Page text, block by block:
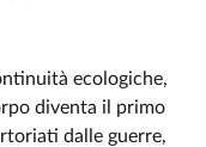
ecologiche,
diventa il primo
dalle guerre,